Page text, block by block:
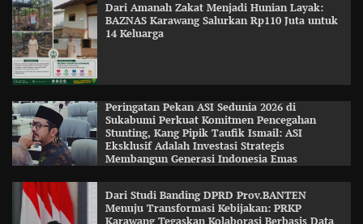
Dari Amanah Zakat Menjadi Hunian Layak:
BAZNAS Karawang Salurkan Rp110 Juta untuk
14 Keluarga
Peringatan Pekan ASI Sedunia 2026 di
Sukabumi Perkuat Komitmen Pencegahan
Stunting, Kang Pipik Taufik Ismail: ASI
Eksklusif Adalah Investasi Strategis
Membangun Generasi Indonesia Emas
Dari Studi Banding DPRD Prov.BANTEN
Menuju Transformasi Kebijakan: PRKP
Karawang Tegaskan Kolaborasi Berbasis Data